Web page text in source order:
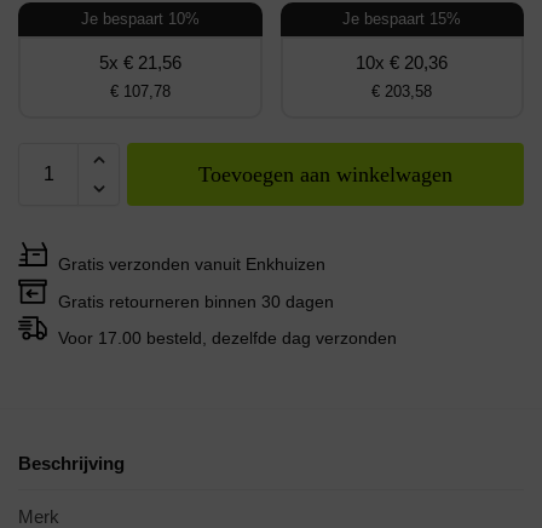
Je bespaart 10%
5x € 21,56
€ 107,78
Je bespaart 15%
10x € 20,36
€ 203,58
Toevoegen aan winkelwagen
Gratis verzonden vanuit Enkhuizen
Gratis retourneren binnen 30 dagen
Voor 17.00 besteld, dezelfde dag verzonden
Beschrijving
Merk